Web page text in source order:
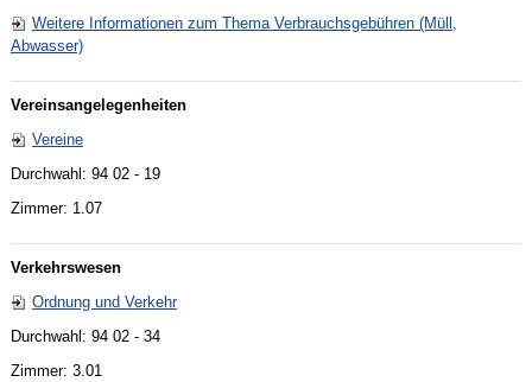
Weitere Informationen zum Thema Verbrauchsgebühren (Müll,
Abwasser)
Vereinsangelegenheiten
Vereine
Durchwahl: 94 02 - 19
Zimmer: 1.07
Verkehrswesen
Ordnung und Verkehr
Durchwahl: 94 02 - 34
Zimmer: 3.01